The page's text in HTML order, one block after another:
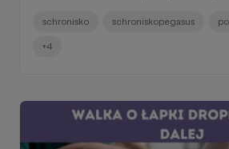
schronisko schroniskopegasus
+4